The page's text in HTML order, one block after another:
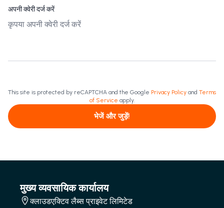
अपनी क्वेरी दर्ज करें
This site is protected by reCAPTCHA and the Google Privacy Policy and Terms
of Service apply.
भेजें और जुड़ें!
मुख्य व्यवसायिक कार्यालय
क्लाउडएक्टिव लैब्स प्राइवेट लिमिटेड